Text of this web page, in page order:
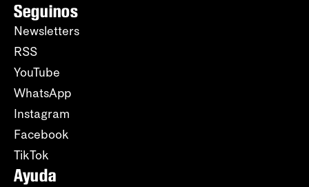
Seguinos
Newsletters
RSS
YouTube
WhatsApp
Instagram
Facebook
TikTok
Ayuda